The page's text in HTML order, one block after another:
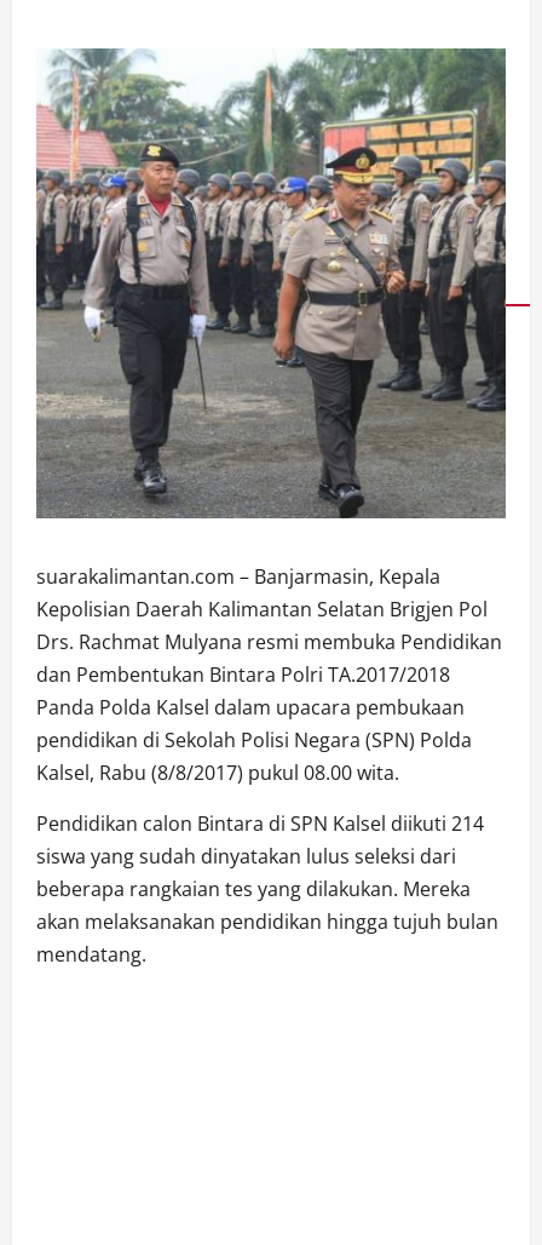
suarakalimantan.com – Banjarmasin, Kepala
Kepolisian Daerah Kalimantan Selatan Brigjen Pol
Drs. Rachmat Mulyana resmi membuka Pendidikan
dan Pembentukan Bintara Polri TA.2017/2018
Panda Polda Kalsel dalam upacara pembukaan
pendidikan di Sekolah Polisi Negara (SPN) Polda
Kalsel, Rabu (8/8/2017) pukul 08.00 wita.
Pendidikan calon Bintara di SPN Kalsel diikuti 214
siswa yang sudah dinyatakan lulus seleksi dari
beberapa rangkaian tes yang dilakukan. Mereka
akan melaksanakan pendidikan hingga tujuh bulan
mendatang.